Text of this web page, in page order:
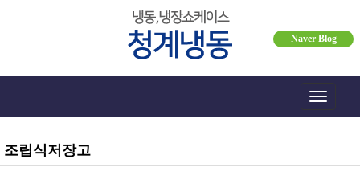
Naver Blog
Toggle
조립식저장고